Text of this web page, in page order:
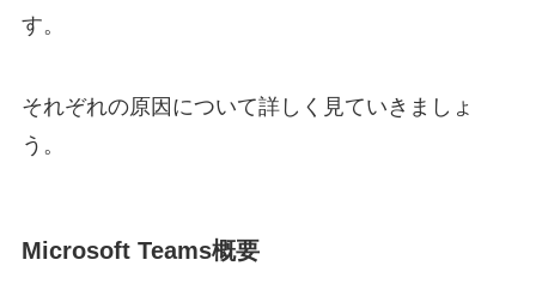
す。
それぞれの原因について詳しく見ていきましょ
う。
Microsoft Teams概要